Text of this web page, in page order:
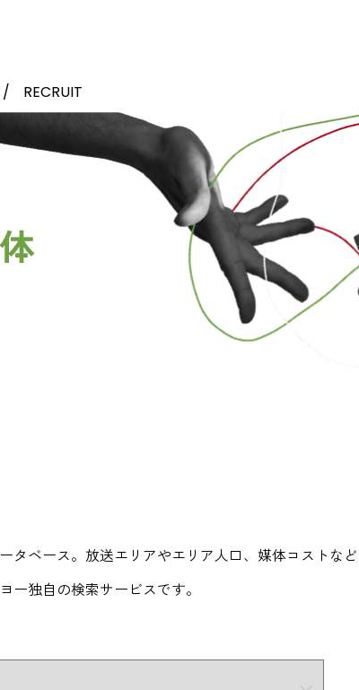
RECRUIT
タベース。放送エリアやエリア人口、媒体コストな
ー独自の検索サービスです。